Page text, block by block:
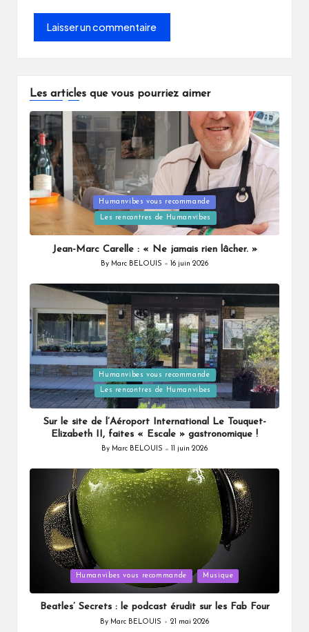
Les articles que vous pourriez aimer
Posted
Humanvibes vous recommande
Les rencontres de Humanvibes
Jean-Marc Carelle : « Ne jamais rien lâcher. »
Posted
By Marc BELOUIS 16 juin 2026
Posted
in
Humanvibes vous recommande
Les rencontres de Humanvibes
Sur le site de l’Aéroport International Le Touquet-
Elizabeth II, faites « Escale » gastronomique !
Posted
By Marc BELOUIS 11 juin 2026
Humanvibes vous recommande Musique
Beatles’ Secrets : le podcast érudit sur les Fab Four
Posted
By Marc BELOUIS 21 mai 2026